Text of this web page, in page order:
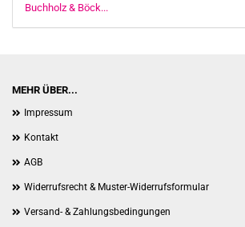
Buchholz & Böck...
MEHR ÜBER...
Impressum
Kontakt
AGB
Widerrufsrecht & Muster-Widerrufsformular
Versand- & Zahlungsbedingungen